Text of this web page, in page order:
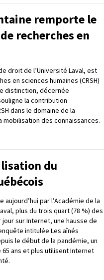
remporte le
recherches en
droit de l’Université Laval, est
en sciences humaines (CRSH)
distinction, décernée
la contribution
dans le domaine de la
des connaissances.
du
par l’Académie de la
plus du trois quart (78 %) des
sur Internet, une hausse de
intitulée Les aînés
le début de la pandémie, un
ans et plus utilisent Internet